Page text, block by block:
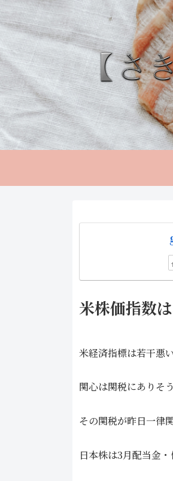
米株価指数
米経済指標は若干悪
関心は関税にありそう
その関税が昨日一律
日本株は3月配当金